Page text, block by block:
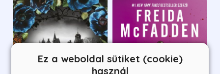
Ez a weboldal sütiket (cookie)
használ